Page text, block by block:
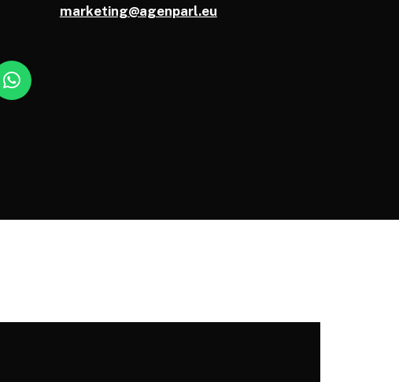
marketing@agenparl.eu